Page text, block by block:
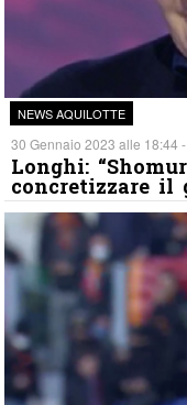
NEWS AQUILOTTE
30 Gennaio 2023 alle 18:44
Longhi:
concretizzare il